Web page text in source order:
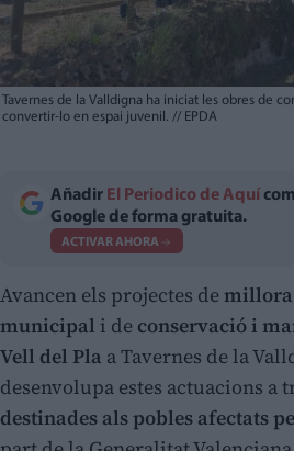
Tavernes de la Valldigna ha iniciat les obres de
convertir-lo en espai juvenil. // EPDA
Añadir El Periodico de Aquí
Google de forma gratuita.
ACTIVAR AHORA
Avancen els projectes demillora
municipal i de conservació i
Vell del Pla a Tavernes de la
desenvolupa estes actuacions a
destinades als pobles afectats